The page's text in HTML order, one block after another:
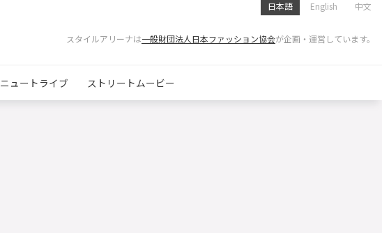
日本語 English 中文
スタイルアリーナは一般財団法人日本ファッション協会が企画・運営しています。
ニュートライブ ストリートムービー